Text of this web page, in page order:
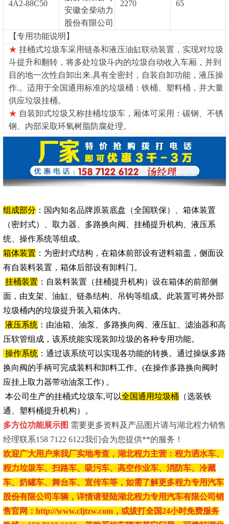
4A2-88C50
安徽全柴动力
股份有限公司
2270 65
【专用功能说明】
★ 挂桶式垃圾车采用链条和液压油缸联动装置，实现对垃圾
斗提升和翻转，将多处垃圾斗内的垃圾自动收入车厢，并到
目的地一次性自卸出来.具有全密封，自装自卸功能，液压操
作.。适用于全国通用标准的垃圾桶：铁桶、塑料桶，并大量
供应垃圾挂桶。
★ 自装卸式垃圾又称挂桶垃圾车，厢体可采用：碳钢、不锈
钢、内部采取环氧树脂防腐处理。
组成部分 ：国内知名品牌原装底盘（全国联保）、箱体装置
（密封式）、取力器、多路换向阀、挂桶提升机构、液压系
统、操作系统等组成。
箱体装置 ：为密封式结构，在箱体前部设有进料箱盖，侧面设
有自装料装置，箱体后部设有卸料门。
挂桶装置 ：自装料装置（挂桶提升机构）设在箱体的前部侧
面，由支架、油缸、链条结构、吊钩等组成。此装置可将外部
垃圾桶内的垃圾提升装入箱体内。
液压系统：由油箱、油泵、多路换向阀、液压缸、滤油器和高
压软管组成，该系统能实现装卸垃圾的各种专用功能。
操作系统：通过该系统可以实现各功能的转换。通过操纵多路
换向阀的手柄可完成装料和卸料工作。(在操作多路换向阀时
应挂上取力器带动油泵工作) 。
本公司生产的挂桶式垃圾车,可以全国通用垃圾桶 （选装铁
通、塑料桶提升机构）。
多方位功能展示图 需要更多资料及产品图片请与湖北程力销售
经理联系158 7122 6122我们会为您提供**的服务！
欢迎广大用户来我厂实地考查，湖北程力主营：程力洒水车、
程力垃圾车、扫路车、吸污车、高空作业车、消防车、冷藏
车、奶罐车、舞台车、宣传车等，如需了解更多程力专用汽车
股份有限公司车辆，详情请登陆湖北程力专用汽车有限公司销
售官网：http://www.cljtzw.com，或拔打全国24小时免费服务